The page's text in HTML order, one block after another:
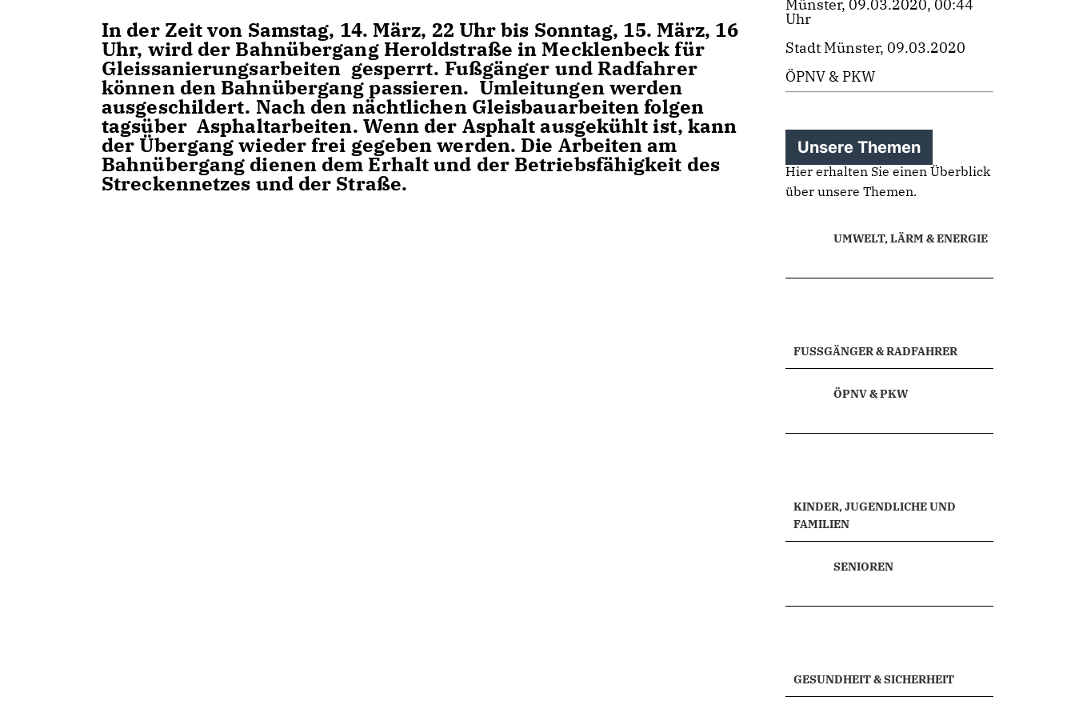
In der Zeit von Samstag, 14. März, 22 Uhr bis Sonntag, 15. März, 16
Uhr, wird der Bahnübergang Heroldstraße in Mecklenbeck für
Gleissanierungsarbeiten gesperrt. Fußgänger und Radfahrer
können den Bahnübergang passieren. Umleitungen werden
ausgeschildert. Nach den nächtlichen Gleisbauarbeiten folgen
tagsüber Asphaltarbeiten. Wenn der Asphalt ausgekühlt ist, kann
der Übergang wieder frei gegeben werden. Die Arbeiten am
Bahnübergang dienen dem Erhalt und der Betriebsfähigkeit des
Streckennetzes und der Straße.
Münster, 09.03.2020, 00:44
Uhr
Stadt Münster, 09.03.2020
ÖPNV & PKW
Unsere Themen
Hier erhalten Sie einen Überblick
über unsere Themen.
UMWELT, LÄRM & ENERGIE
FUSSGÄNGER & RADFAHRER
ÖPNV & PKW
KINDER, JUGENDLICHE UND
FAMILIEN
SENIOREN
GESUNDHEIT & SICHERHEIT